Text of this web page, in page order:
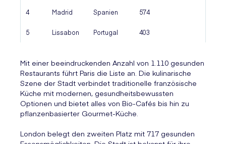
4 Madrid Spanien 574
5 Lissabon Portugal 403
Mit einer beeindruckenden Anzahl von 1.110 gesunden
Restaurants führt Paris die Liste an. Die kulinarische
Szene der Stadt verbindet traditionelle französische
Küche mit modernen, gesundheitsbewussten
Optionen und bietet alles von Bio-Cafés bis hin zu
pflanzenbasierter Gourmet-Küche.
London belegt den zweiten Platz mit 717 gesunden